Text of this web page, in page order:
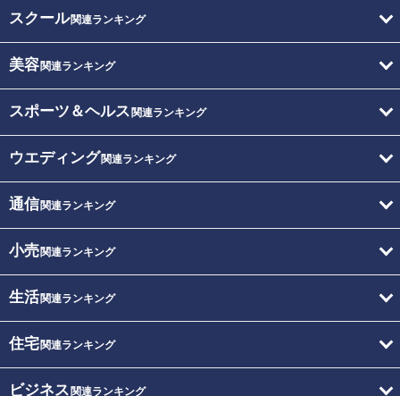
スクール関連ランキング
美容関連ランキング
スポーツ＆ヘルス 関連ランキング
ウエディング関連ランキング
通信関連ランキング
小売関連ランキング
生活関連ランキング
住宅関連ランキング
ビジネス 関連ランキング